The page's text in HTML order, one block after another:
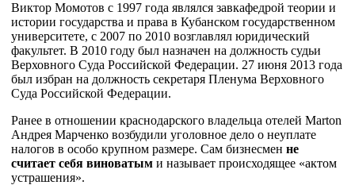
Виктор Момотов с 1997 года являлся завкафедрой теории и
истории государства и права в Кубанском государственном
университете, с 2007 по 2010 возглавлял юридический
факультет. В 2010 году был назначен на должность судьи
Верховного Суда Российской Федерации. 27 июня 2013 года
был избран на должность секретаря Пленума Верховного
Суда Российской Федерации.
Ранее в отношении краснодарского владельца отелей Marton
Андрея Марченко возбудили уголовное дело о неуплате
налогов в особо крупном размере. Сам бизнесмен не
считает себя виноватым и называет происходящее «актом
устрашения».